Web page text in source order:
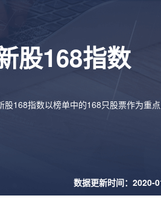
股168指数
168指数以榜单中的168只股票作为重点
数据更新时间：2020-